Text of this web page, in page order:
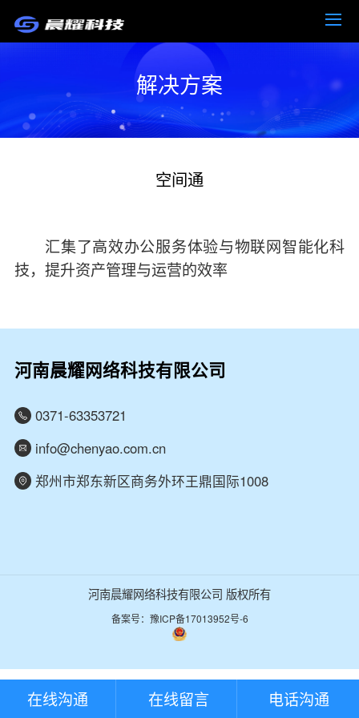
解决方案
空间通
汇集了高效办公服务体验与物联网智能化科
技，提升资产管理与运营的效率
河南晨耀网络科技有限公司
0371-63353721
info@chenyao.com.cn
郑州市郑东新区商务外环王鼎国际1008
河南晨耀网络科技有限公司 版权所有
备案号：豫ICP备17013952号-6
在线沟通 在线留言 电话沟通